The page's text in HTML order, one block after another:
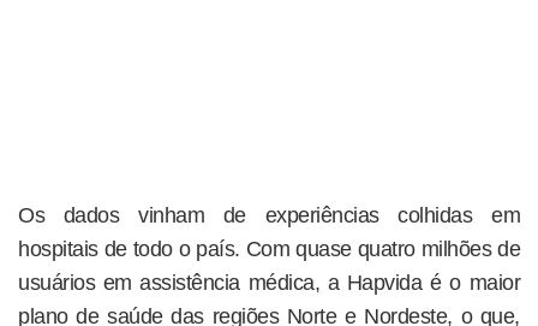
Os dados vinham de experiências colhidas em
hospitais de todo o país. Com quase quatro milhões de
usuários em assistência médica, a Hapvida é o maior
plano de saúde das regiões Norte e Nordeste, o que,